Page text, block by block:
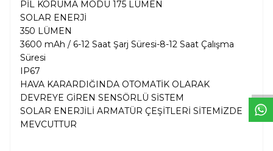
PİL KORUMA MODU 175 LÜMEN
SOLAR ENERJİ
350 LÜMEN
3600 mAh / 6-12 Saat Şarj Süresi-8-12 Saat Çalışma
Süresi
IP67
HAVA KARARDIĞINDA OTOMATİK OLARAK
DEVREYE GİREN SENSÖRLÜ SİSTEM
SOLAR ENERJİLİ ARMATÜR ÇEŞİTLERİ SİTEMİZDE
MEVCUTTUR